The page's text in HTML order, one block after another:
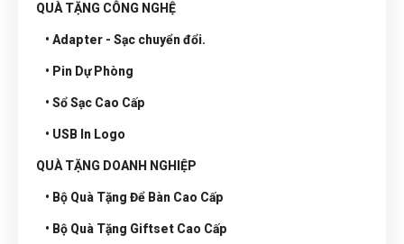
QUÀ TẶNG CÔNG NGHỆ
• Adapter - Sạc chuyển đổi.
• Pin Dự Phòng
• Sổ Sạc Cao Cấp
• USB In Logo
QUÀ TẶNG DOANH NGHIỆP
• Bộ Quà Tặng Để Bàn Cao Cấp
• Bộ Quà Tặng Giftset Cao Cấp